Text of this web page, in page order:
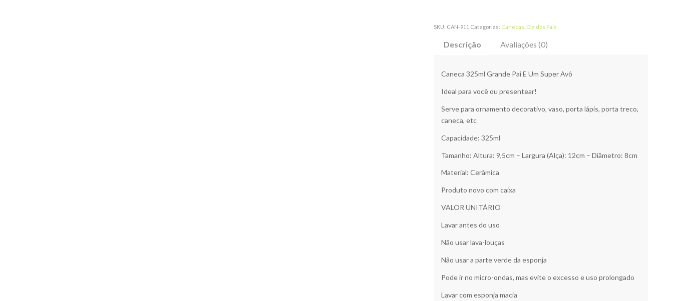
SKU: CAN-911 Categorias: Canecas Dia dos Pais
Descrição Avaliações (0)
Caneca 325ml Grande Pai E Um Super Avô
Ideal para você ou presentear!
Serve para ornamento decorativo, vaso, porta lápis, porta treco,
caneca, etc
Capacidade: 325ml
Tamanho: Altura: 9,5cm – Largura (Alça): 12cm – Diâmetro: 8cm
Material: Cerâmica
Produto novo com caixa
VALOR UNITÁRIO
Lavar antes do uso
Não usar lava-louças
Não usar a parte verde da esponja
Pode ir no micro-ondas, mas evite o excesso e uso prolongado
Lavar com esponja macia